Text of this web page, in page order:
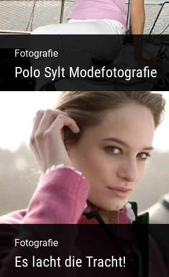
Fotografie
Polo Sylt Modefotografie
Polo Sylt Modefotografie
Fotografie
Es lacht die Tracht!